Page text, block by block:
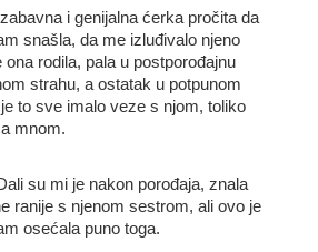
i genijalna ćerka pročita da
snašla, da me izluđivalo njeno
rodila, pala u postporođajnu
strahu, a ostatak u potpunom
to sve imalo veze s njom, toliko
mnom.
su mi je nakon porođaja, znala
ranije s njenom sestrom, ali ovo je
osećala puno toga.